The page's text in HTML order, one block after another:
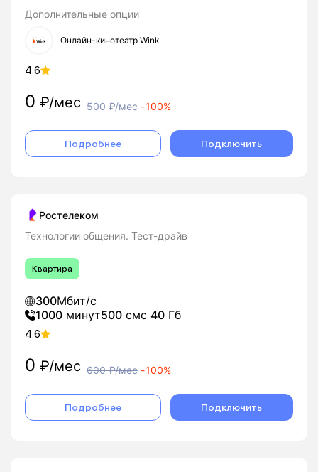
Дополнительные опции
Онлайн-кинотеатр Wink
4.6
0 ₽/мес 500₽/мес -100%
Подробнее Подключить
Ростелеком
Технологии общения. Тест-драйв
Квартира
300Мбит/с
1000 минут500 смс 40 Гб
4.6
0 ₽/мес 600₽/мес -100%
Подробнее Подключить